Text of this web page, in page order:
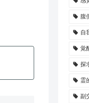
腹
自
覚
探
霊
副